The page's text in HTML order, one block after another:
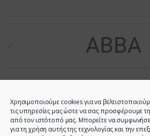
Χρησιμοποιούμε cookies για να
τις υπηρεσίες μας ώστε να σας προσφέρουμε
από τον ιστότοπό μας. Μπορείτε να
για τη χρήση αυτής της τεχνολογίας και την